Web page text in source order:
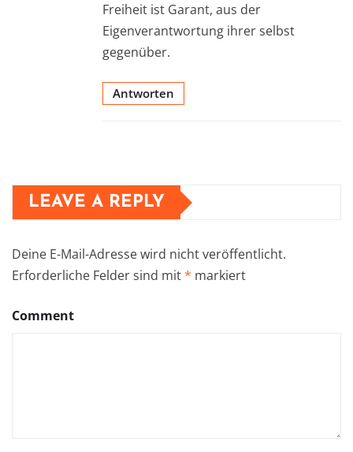
Freiheit ist Garant, aus der
Eigenverantwortung ihrer selbst
gegenüber.
Antworten
LEAVE A REPLY
Deine E-Mail-Adresse wird nicht veröffentlicht.
Erforderliche Felder sind mit* markiert
Comment